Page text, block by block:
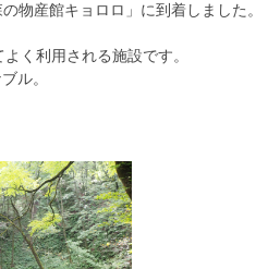
物産館キョロロ」に到着しました。
く利用される施設です。
ル。